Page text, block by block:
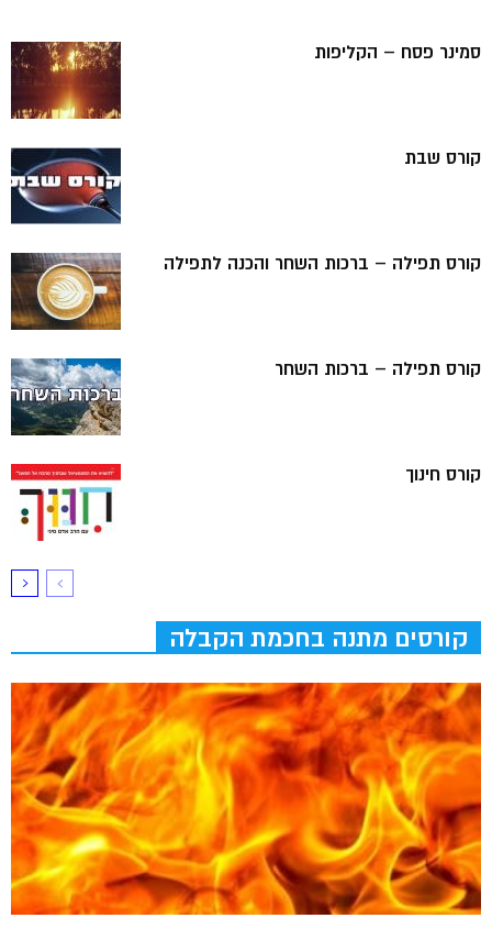
סמינר פסח – הקליפות
קורס שבת
קורס תפילה – ברכות השחר והכנה לתפילה
קורס תפילה – ברכות השחר
קורס חינוך
קורסים מתנה בחכמת הקבלה